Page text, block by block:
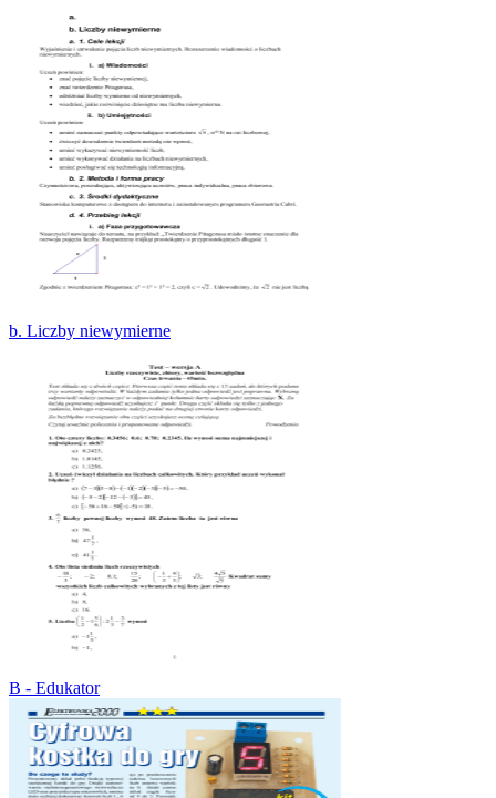
b. Liczby niewymierne
B - Edukator